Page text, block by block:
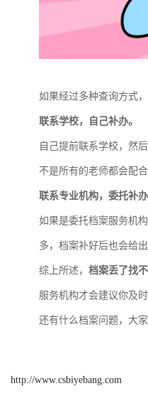
如果经过多种查询方式
联系学校， 自己补办。
自己提前联系学校，然
不是所有的老师都会配
联系专业机构，委托补办
如果是委托档案服务机
多，档案补好后也会给
综上所述， 档案丢了找
服务机构才会建议你及
还有什么档案问题，大
http://www.csbiyebang.com